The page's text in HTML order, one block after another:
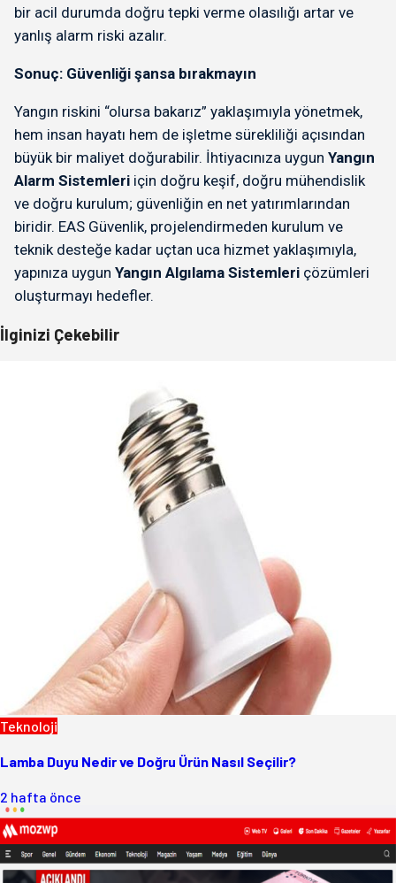
bir acil durumda doğru tepki verme olasılığı artar ve
yanlış alarm riski azalır.
Sonuç: Güvenliği şansa bırakmayın
Yangın riskini “olursa bakarız” yaklaşımıyla yönetmek,
hem insan hayatı hem de işletme sürekliliği açısından
büyük bir maliyet doğurabilir. İhtiyacınıza uygun Yangın
Alarm Sistemleri için doğru keşif, doğru mühendislik
ve doğru kurulum; güvenliğin en net yatırımlarından
biridir. EAS Güvenlik, projelendirmeden kurulum ve
teknik desteğe kadar uçtan uca hizmet yaklaşımıyla,
yapınıza uygun Yangın Algılama Sistemleri çözümleri
oluşturmayı hedefler.
İlginizi Çekebilir
Teknoloji
Lamba Duyu Nedir ve Doğru Ürün Nasıl Seçilir?
2 hafta önce